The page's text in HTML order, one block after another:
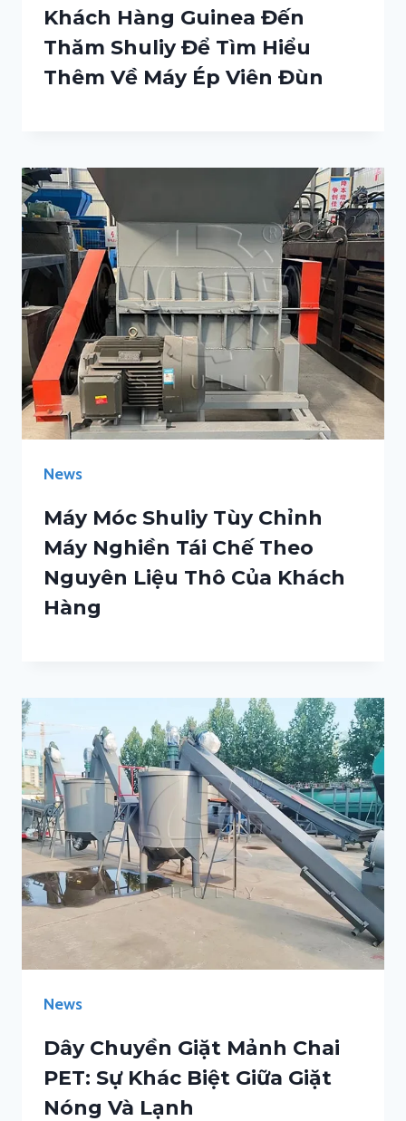
Khách Hàng Guinea Đến
Thăm Shuliy Để Tìm Hiểu
Thêm Về Máy Ép Viên Đùn
News
Máy Móc Shuliy Tùy Chỉnh
Máy Nghiền Tái Chế Theo
Nguyên Liệu Thô Của Khách
Hàng
News
Dây Chuyền Giặt Mảnh Chai
PET: Sự Khác Biệt Giữa Giặt
Nóng Và Lạnh